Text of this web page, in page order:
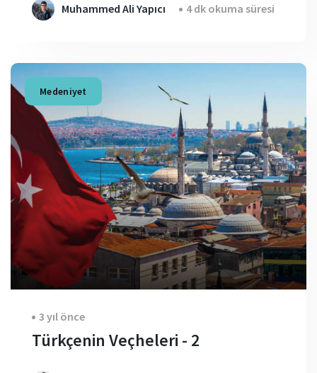
Muhammed Ali Yapıcı 4 dk okuma süresi
Medeniyet
3 yıl önce
Türkçenin Veçheleri - 2